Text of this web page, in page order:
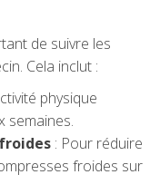
de suivre les
Cela inclut :
physique
semaines.
: Pour réduire
froides sur